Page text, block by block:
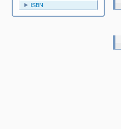
ISBN